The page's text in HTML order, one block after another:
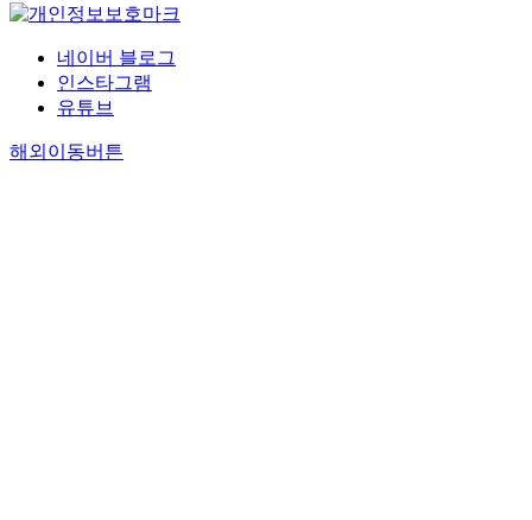
네이버 블로그
인스타그램
유튜브
해외이동버튼